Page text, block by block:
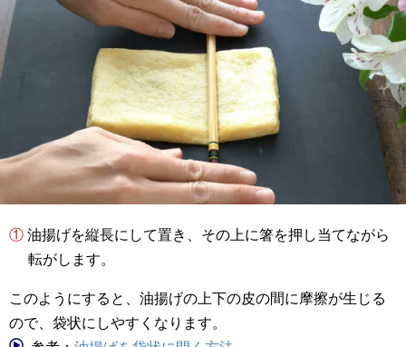
① 油揚げを縦長にして置き、その上に箸を押し当てながら
転がします。
このようにすると、油揚げの上下の皮の間に摩擦が生じる
ので、袋状にしやすくなります。